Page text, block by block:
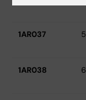
1AR037 5
1AR038 6